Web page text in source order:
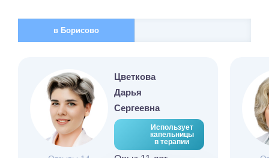
в Борисово
Цветкова
Дарья
Сергеевна
Использует
капельницы
в терапии